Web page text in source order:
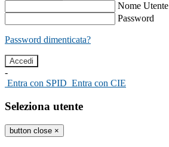
Nome Utente
Password
Password dimenticata?
-
Entra con SPID Entra con CIE
Seleziona utente
button close ×